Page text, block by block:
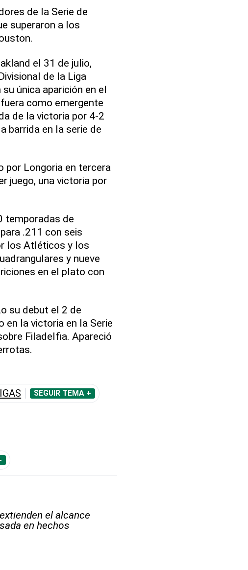
de la Serie de
superaron a los
el 31 de julio,
de la Liga
única aparición en el
como emergente
de la victoria por 4-2
barrida en la serie de
por Longoria en tercera
juego, una victoria por
temporadas de
.211 con seis
los Atléticos y los
y nueve
en el plato con
su debut el 2 de
en la victoria en la Serie
Filadelfia. Apareció
SEGUIR TEMA +
el alcance
en hechos